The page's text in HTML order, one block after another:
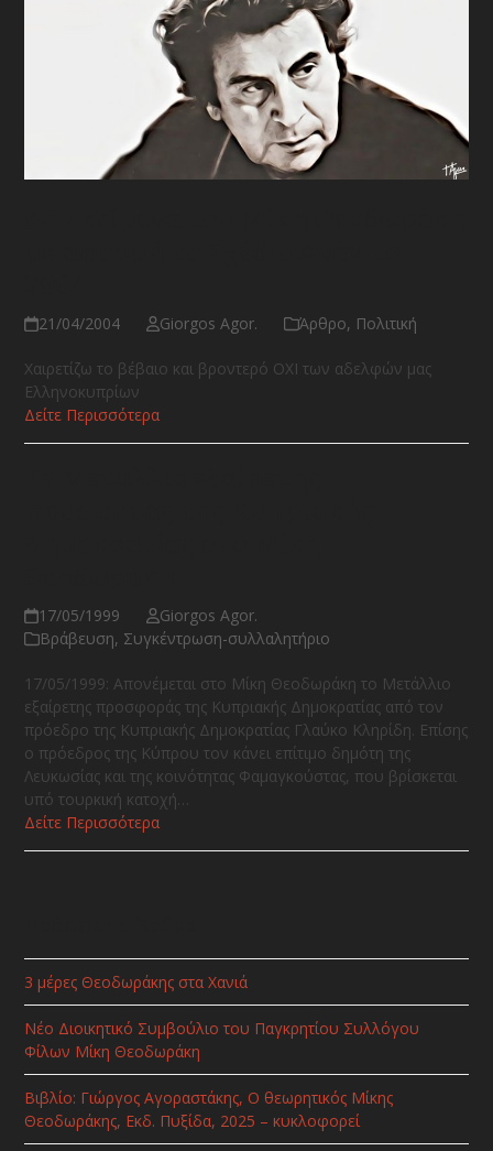
21/04/2004 Giorgos Agor. Άρθρο, Πολιτική
Χαιρετίζω το βέβαιο και βροντερό ΟΧΙ των αδελφών μας
Ελληνοκυπρίων
Δείτε Περισσότερα
17/05/1999
Giorgos Agor.
Βράβευση, Συγκέντρωση-συλλαλητήριο
17/05/1999: Απονέμεται στο Μίκη Θεοδωράκη το Μετάλλιο
εξαίρετης προσφοράς της Κυπριακής Δημοκρατίας από τον
πρόεδρο της Κυπριακής Δημοκρατίας Γλαύκο Κληρίδη. Επίσης
ο πρόεδρος της Κύπρου τον κάνει επίτιμο δημότη της
Λευκωσίας και της κοινότητας Φαμαγκούστας, που βρίσκεται
υπό τουρκική κατοχή…
Δείτε Περισσότερα
3 μέρες Θεοδωράκης στα Χανιά
Νέο Διοικητικό Συμβούλιο του Παγκρητίου Συλλόγου
Φίλων Μίκη Θεοδωράκη
Βιβλίο: Γιώργος Αγοραστάκης, Ο θεωρητικός Μίκης
Θεοδωράκης, Εκδ. Πυξίδα, 2025 – κυκλοφορεί